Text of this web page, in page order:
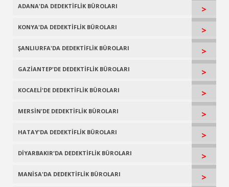
ADANA'DA DEDEKTİFLİK BÜROLARI >
KONYA'DA DEDEKTİFLİK BÜROLARI >
ŞANLIURFA'DA DEDEKTİFLİK BÜROLARI >
GAZİANTEP'DE DEDEKTİFLİK BÜROLARI >
KOCAELİ'DE DEDEKTİFLİK BÜROLARI >
MERSİN'DE DEDEKTİFLİK BÜROLARI >
HATAY'DA DEDEKTİFLİK BÜROLARI >
DİYARBAKIR'DA DEDEKTİFLİK BÜROLARI >
MANİSA'DA DEDEKTİFLİK BÜROLARI >